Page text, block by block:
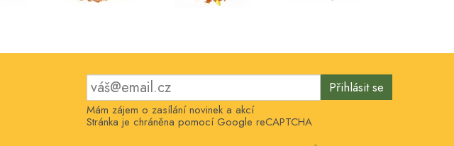
Přihlásit se
Mám zájem o zasílání novinek a akcí
Stránka je chráněna pomocí Google reCAPTCHA